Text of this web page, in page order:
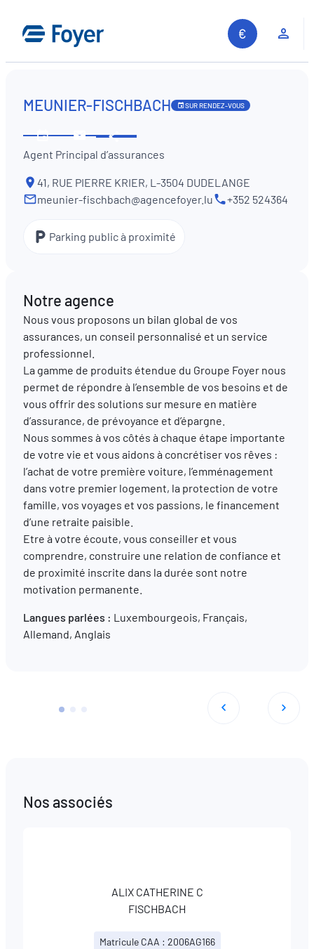
contenu
MEUNIER-FISCHBACH SUR RENDEZ-VOUS
les
horaires
nous
Partager
Agent Principal d’assurances
41, RUE PIERRE KRIER, L-3504 DUDELANGE
meunier-fischbach@agencefoyer.lu
+352 524364
Parking public à proximité
Notre agence
Nous vous proposons un bilan global de vos
assurances, un conseil personnalisé et un service
professionnel.
La gamme de produits étendue du Groupe Foyer nous
permet de répondre à l’ensemble de vos besoins et de
vous offrir des solutions sur mesure en matière
d’assurance, de prévoyance et d’épargne.
Nous sommes à vos côtés à chaque étape importante
de votre vie et vous aidons à concrétiser vos rêves :
l’achat de votre première voiture, l’emménagement
dans votre premier logement, la protection de votre
famille, vos voyages et vos passions, le financement
d’une retraite paisible.
Etre à votre écoute, vous conseiller et vous
comprendre, construire une relation de confiance et
de proximité inscrite dans la durée sont notre
motivation permanente.
Langues parlées : Luxembourgeois, Français,
Allemand, Anglais
Nos associés
ALIX CATHERINE C
FISCHBACH
Matricule CAA : 2006AG166